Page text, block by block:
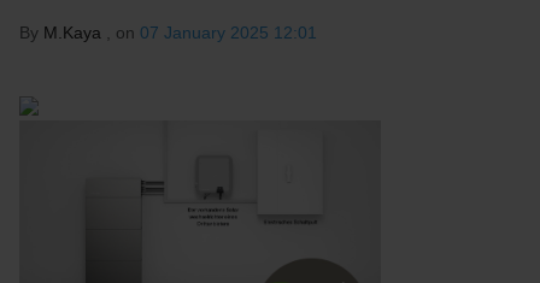
By M.Kaya , on 07 January 2025 12:01